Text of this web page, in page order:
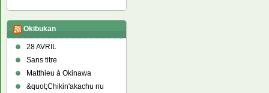
Okibukan
28 AVRIL
Sans titre
Matthieu à Okinawa
&quot;Chikin'akachu nu